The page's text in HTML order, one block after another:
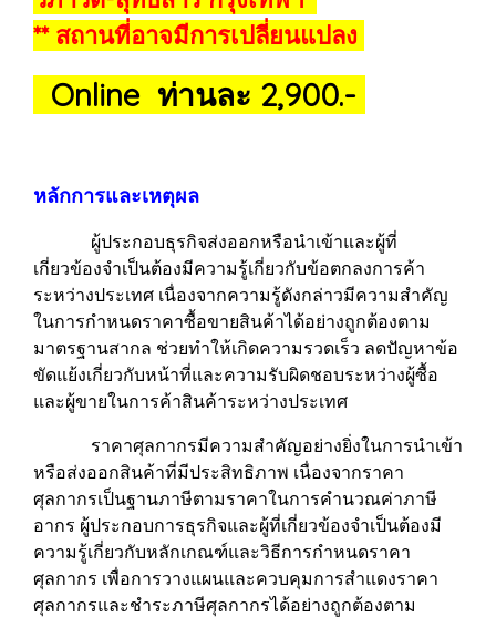
** สถานที่อาจมีการเปลี่ยนแปลง
Online ท่านละ 2,900.-
หลักการและเหตุผล
ผู้ประกอบธุรกิจส่งออกหรือนำเข้าและผู้ที่
เกี่ยวข้องจำเป็นต้องมีความรู้เกี่ยวกับข้อตกลงการค้า
ระหว่างประเทศ เนื่องจากความรู้ดังกล่าวมีความสำคัญ
ในการกำหนดราคาซื้อขายสินค้าได้อย่างถูกต้องตาม
มาตรฐานสากล ช่วยทำให้เกิดความรวดเร็ว ลดปัญหาข้อ
ขัดแย้งเกี่ยวกับหน้าที่และความรับผิดชอบระหว่างผู้ซื้อ
และผู้ขายในการค้าสินค้าระหว่างประเทศ
ราคาศุลกากรมีความสำคัญอย่างยิ่งในการนำเข้า
หรือส่งออกสินค้าที่มีประสิทธิภาพ เนื่องจากราคา
ศุลกากรเป็นฐานภาษีตามราคาในการคำนวณค่าภาษี
อากร ผู้ประกอบการธุรกิจและผู้ที่เกี่ยวข้องจำเป็นต้องมี
ความรู้เกี่ยวกับหลักเกณฑ์และวิธีการกำหนดราคา
ศุลกากร เพื่อการวางแผนและควบคุมการสำแดงราคา
ศุลกากรและชำระภาษีศุลกากรได้อย่างถูกต้องตาม